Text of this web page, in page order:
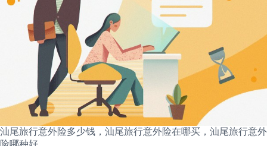
汕尾旅行意外险多少钱，汕尾旅行意外险在哪买，汕尾旅行意外
险哪种好